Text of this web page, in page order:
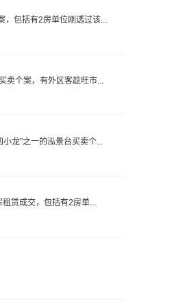
，包括有2房单位刚透过该...
卖个案，有外区客趁旺市...
龙”之一的泓景台买卖个...
赁成交，包括有2房单...